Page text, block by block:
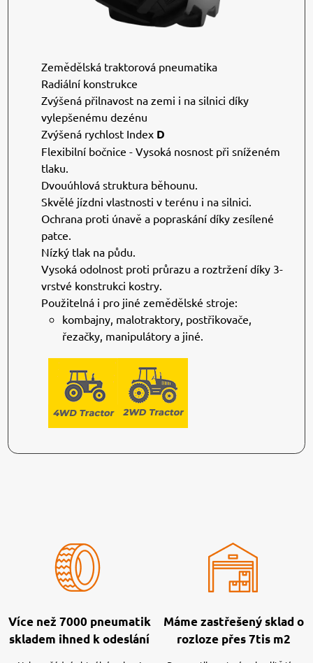
Zemědělská traktorová pneumatika
Radiální konstrukce
Zvýšená přilnavost na zemi i na silnici díky
vylepšenému dezénu
Zvýšená rychlost Index D
Flexibilní bočnice - Vysoká nosnost při sníženém
tlaku.
Dvouúhlová struktura běhounu.
Skvělé jízdni vlastnosti v terénu i na silnici.
Ochrana proti únavě a popraskání díky zesílené
patce.
Nízký tlak na půdu.
Vysoká odolnost proti průrazu a roztržení díky 3-
vrstvé konstrukci kostry.
Použitelná i pro jiné zemědělské stroje:
kombajny, malotraktory, postřikovače,
řezačky, manipulátory a jiné.
Více než 7000 pneumatik
skladem ihned k odeslání
Máme zastřešený sklad o
rozloze přes 7tis m2